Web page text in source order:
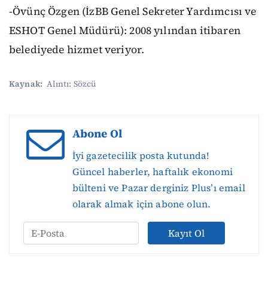
-Övünç Özgen (İzBB Genel Sekreter Yardımcısı ve
ESHOT Genel Müdürü): 2008 yılından itibaren
belediyede hizmet veriyor.
Kaynak: Alıntı: Sözcü
Abone Ol
İyi gazetecilik posta kutunda!
Güncel haberler, haftalık ekonomi
bülteni ve Pazar derginiz Plus’ı email
olarak almak için abone olun.
Kayıt Ol